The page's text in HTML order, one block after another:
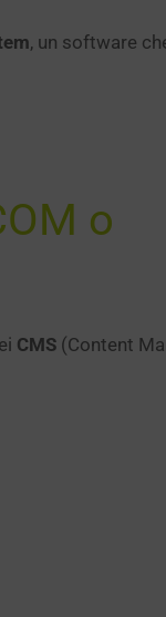
, un software
o
CMS (Content